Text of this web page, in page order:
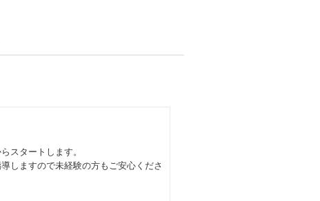
スタートします。
しますので未経験の方もご安心くださ